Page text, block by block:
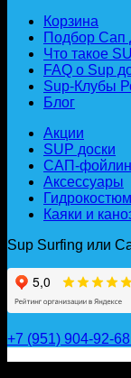
Корзина
Подбор Сап
Что такое
FAQ о Sup
Sup-Клубы
Блог
Акции
SUP доски
САП-
Аксессуары
Каяки и
Sup Surfing или
+7 (951) 904-92-68